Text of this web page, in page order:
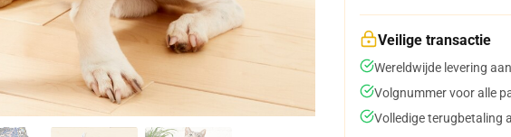
Veilige transactie
Wereldwijde levering
Volgnummer voor alle
Volledige terugbetaling